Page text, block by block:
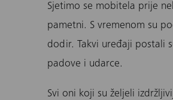
Sjetimo se mobitela prije
pametni. S vremenom su
dodir. Takvi uređaji postali
padove i udarce.
Svi oni koji su željeli